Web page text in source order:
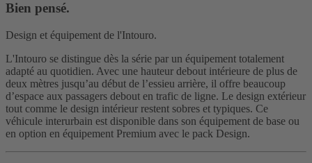
Bien pensé.
Design et équipement de l'Intouro.
L'Intouro se distingue dès la série par un équipement totalement
adapté au quotidien. Avec une hauteur debout intérieure de plus de
deux mètres jusqu’au début de l’essieu arrière, il offre beaucoup
d’espace aux passagers debout en trafic de ligne. Le design extérieur
tout comme le design intérieur restent sobres et typiques. Ce
véhicule interurbain est disponible dans son équipement de base ou
en option en équipement Premium avec le pack Design.